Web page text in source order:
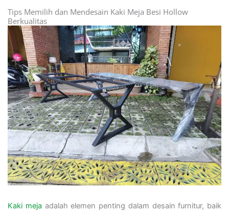
Tips Memilih dan Mendesain Kaki Meja Besi Hollow
Berkualitas
Kaki meja adalah elemen penting dalam desain furnitur, baik